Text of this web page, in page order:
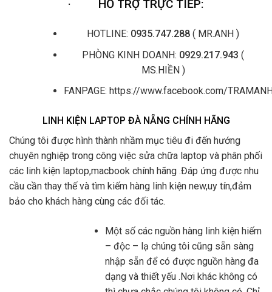
· HỔ TRỢ TRỰC TIẾP:
HOTLINE: 0935.747.288 ( MR.ANH )
PHÒNG KINH DOANH: 0929.217.943 (
MS.HIỀN )
FANPAGE: https://www.facebook.com/
LINH KIỆN LAPTOP ĐÀ NẴNG CHÍNH HÃNG
Chúng tôi được hình thành nhầm mục tiêu đi đến hướng
chuyên nghiệp trong công việc sửa chữa laptop và phân phối
các linh kiện laptop,macbook chính hãng .Đáp ứng được nhu
cầu cần thay thế và tìm kiếm hàng linh kiện new,uy tín,đảm
bảo cho khách hàng cùng các đối tác.
Một số các nguồn hàng linh kiện hiếm
– độc – lạ chúng tôi cũng sẵn sàng
nhập sẵn để có được nguồn hàng đa
dạng và thiết yếu .Nơi khác không có